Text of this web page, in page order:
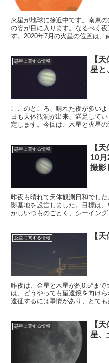
火星が地球に接近中です。南東
の姿が目に入ります。なるべく
す。2020年7月の火星の位置は、
惑星に関する情報
【
星と
ここのところ、晴れた夜が多い
日も天体観測が出来、満足して
定します。今回は、木星と火星
惑星に関する情報
【
10月
撮影
昨夜も晴れて天体観測日和でし
影基地を設営しました。目標は
かしいつものごとく、シーイン
惑星に関する情報 【
昨夜は、金星と木星が約0.5°ま
は、どうやっても望遠鏡を向け
遠征するには事情があり、とても
惑星に関する情報
【
星、